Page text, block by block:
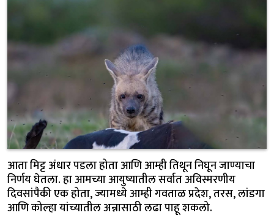
आता मिट्ट अंधार पडला होता आणि आम्ही तिथून निघून जाण्याचा
निर्णय घेतला. हा आमच्या आयुष्यातील सर्वात अविस्मरणीय
दिवसांपैकी एक होता, ज्यामध्ये आम्ही गवताळ प्रदेश, तरस, लांडगा
आणि कोल्हा यांच्यातील अन्नासाठी लढा पाहू शकलो.